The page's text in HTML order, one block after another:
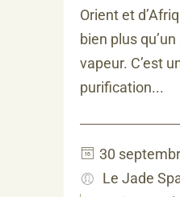
Orient et
bien plus
vapeur. C’est
purification...
30
Le Jade